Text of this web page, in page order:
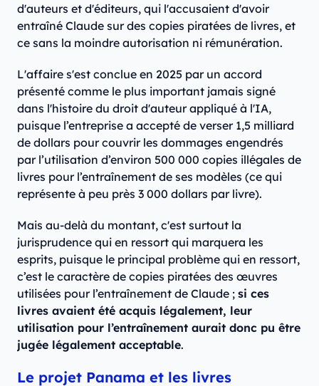
d'auteurs et d'éditeurs, qui l'accusaient d'avoir
entraîné Claude sur des copies piratées de livres, et
ce sans la moindre autorisation ni rémunération.
L'affaire s'est conclue en 2025 par un accord
présenté comme le plus important jamais signé
dans l'histoire du droit d'auteur appliqué à l'IA,
puisque l’entreprise a accepté de verser 1,5 milliard
de dollars pour couvrir les dommages engendrés
par l’utilisation d’environ 500 000 copies illégales de
livres pour l’entraînement de ses modèles (ce qui
représente à peu près 3 000 dollars par livre).
Mais au-delà du montant, c'est surtout la
jurisprudence qui en ressort qui marquera les
esprits, puisque le principal problème qui en ressort,
c’est le caractère de copies piratées des œuvres
utilisées pour l’entraînement de Claude ; si ces
livres avaient été acquis légalement, leur
utilisation pour l’entraînement aurait donc pu être
jugée légalement acceptable.
Le projet Panama et les livres